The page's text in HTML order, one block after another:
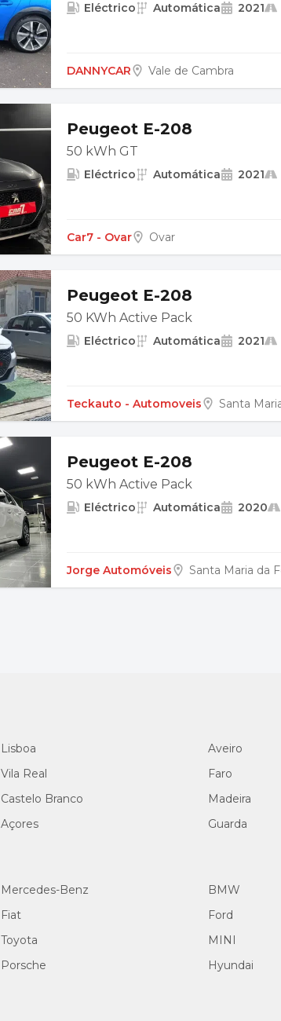
Eléctrico Automática 2021
DANNYCAR Vale de Cambra
Peugeot E-208
50 kWh GT
Eléctrico Automática 2021
Car7 - Ovar Ovar
Peugeot E-208
50 KWh Active Pack
Eléctrico Automática 2021
Teckauto - Automoveis Santa
Peugeot E-208
50 kWh Active Pack
Eléctrico Automática 2020
Jorge Automóveis Santa Maria da
Lisboa Aveiro
Vila Real Faro
Castelo Branco Madeira
Açores Guarda
Mercedes-Benz BMW
Fiat Ford
Toyota MINI
Porsche Hyundai